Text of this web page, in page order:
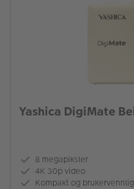
Yashica DigiMate
8 megapiksler
4K 30p video
Kompakt og brukervennlig